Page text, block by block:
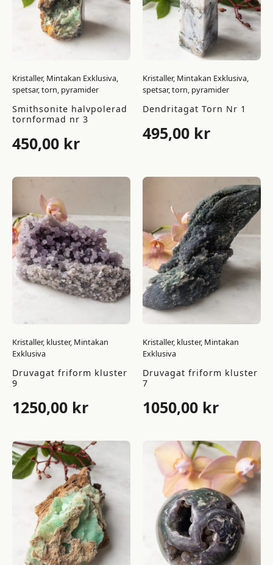
Kristaller, Mintakan Exklusiva,
spetsar, torn, pyramider
Smithsonite halvpolerad
tornformad nr 3
450,00 kr
Kristaller, Mintakan Exklusiva,
spetsar, torn, pyramider
Dendritagat Torn Nr 1
495,00 kr
Kristaller, kluster, Mintakan
Exklusiva
Druvagat friform kluster
9
1250,00 kr
Kristaller, kluster, Mintakan
Exklusiva
Druvagat friform kluster
7
1050,00 kr